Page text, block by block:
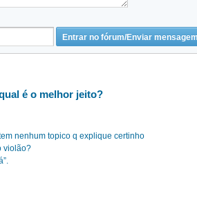
é o melhor jeito?
nenhum topico q explique certinho
violão?